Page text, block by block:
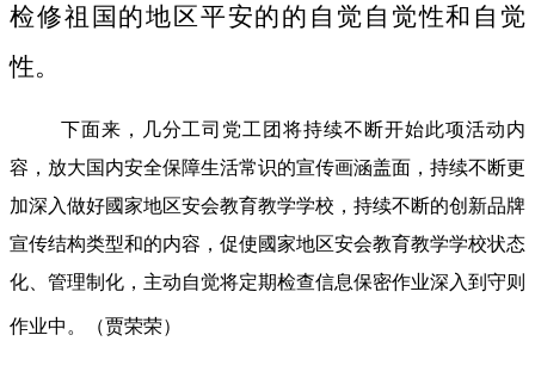
检修祖国的地区平安的的自觉自觉性和自觉
性。
下面来，几分工司党工团将持续不断开始此项活动内
容，放大国内安全保障生活常识的宣传画涵盖面，持续不断更
加深入做好國家地区安会教育教学学校，持续不断的创新品牌
宣传结构类型和的内容，促使國家地区安会教育教学学校状态
化、管理制化，主动自觉将定期检查信息保密作业深入到守则
作业中。（贾荣荣）